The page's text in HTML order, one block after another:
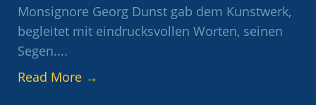
Monsignore Georg Dunst gab dem Kunstwerk,
begleitet mit eindrucksvollen Worten, seinen
Segen....
Read More →